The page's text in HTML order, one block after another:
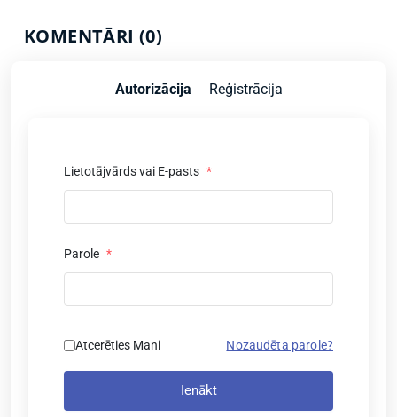
KOMENTĀRI (0)
Autorizācija Reģistrācija
Lietotājvārds vai E-pasts *
Parole *
Atcerēties Mani Nozaudēta parole?
Ienākt